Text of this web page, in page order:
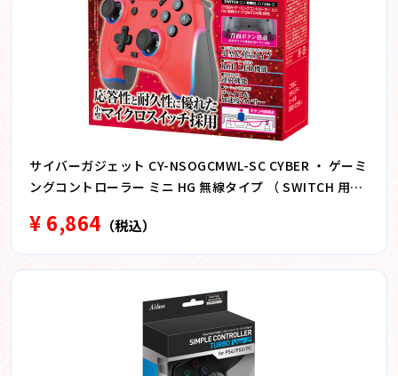
サイバーガジェット CY-NSOGCMWL-SC CYBER ・ ゲーミ
ングコントローラー ミニ HG 無線タイプ （ SWITCH 用）
¥ 6,864 （税込）